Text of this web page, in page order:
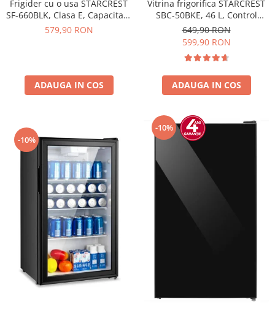
Frigider cu o usa STARCREST
SF-660BLK, Clasa E, Capacitate
66 L, H 63 cm, Negru
579,90 RON
ADAUGA IN COS
Vitrina frigorifica STARCREST
SBC-50BKE, 46 L, Control
temperatura, Usa sticla, H
48.8 cm, Negru
649,90 RON
599,90 RON
ADAUGA IN COS
-10%
-10%